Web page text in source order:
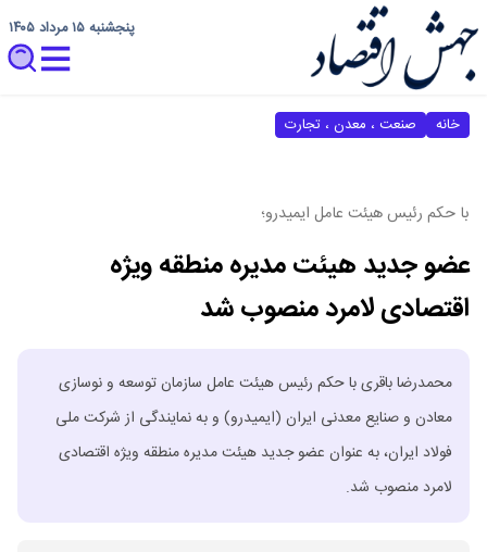
پنجشنبه ۱۵ مرداد ۱۴۰۵
خانه صنعت ، معدن ، تجارت
با حکم رئیس هیئت عامل ایمیدرو؛
عضو جدید هیئت مدیره منطقه ویژه
اقتصادی لامرد منصوب شد
محمدرضا باقری با حکم رئیس هیئت عامل سازمان توسعه و نوسازی
معادن و صنایع معدنی ایران (ایمیدرو) و به نمایندگی از شرکت ملی
فولاد ایران، به عنوان عضو جدید هیئت مدیره منطقه ویژه اقتصادی
لامرد منصوب شد.